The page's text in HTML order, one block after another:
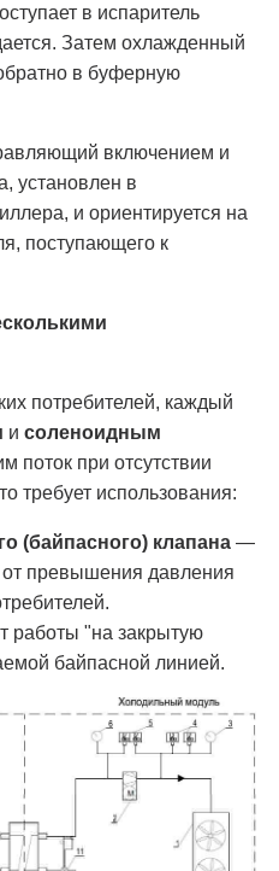
в испаритель
Затем охлажденный
в буферную
включением и
установлен в
и ориентируется на
поступающего к
потребителей, каждый
и соленоидным
поток при отсутствии
требует использования:
(байпасного) клапана —
превышения давления
работы "на закрытую
байпасной линией.